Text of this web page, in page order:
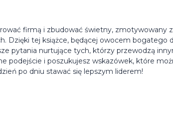
firmą i zbudować świetny, zmotywowany
Dzięki tej książce, będącej owocem bogatego
pytania nurtujące tych, którzy przewodzą
podejście i poszukujesz wskazówek, które
po dniu stawać się lepszym liderem!